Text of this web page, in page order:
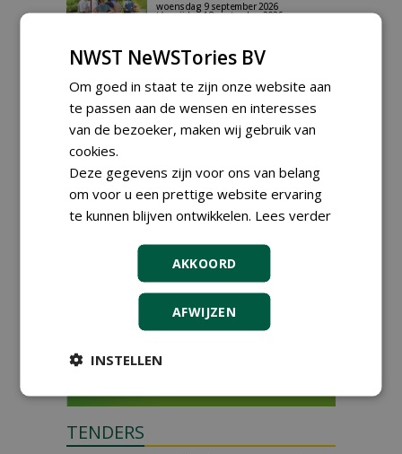
woensdag 9 september 2026
t/m vrijdag 18 september 2026
stappen naar meer
maandag 28 september 2026
Landelijke Jongerendag
Boomkwekerij op 9 oktober
TENDERS
NWST NeWSTories BV
Om goed in staat te zijn onze website aan
te passen aan de wensen en interesses
van de bezoeker, maken wij gebruik van
cookies.
Deze gegevens zijn voor ons van belang
om voor u een prettige website ervaring
te kunnen blijven ontwikkelen. Lees verder
AKKOORD
AFWIJZEN
INSTELLEN